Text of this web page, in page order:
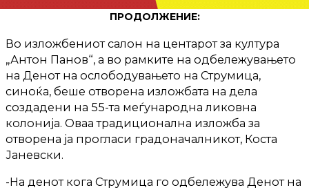
ПРОДОЛЖЕНИЕ:
Во изложбениот салон на центарот за култура
„Антон Панов“, а во рамките на одбележувањето
на Денот на ослободувањето на Струмица,
синоќа, беше отворена изложбата на дела
создадени на 55-та меѓународна ликовна
колонија. Оваа традиционална изложба за
отворена ја прогласи градоначалникот, Коста
Јаневски.
-На денот кога Струмица го одбележува Денот на